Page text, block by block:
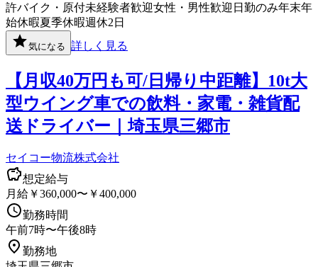
許バイク・原付未経験者歓迎女性・男性歓迎 日勤のみ年末年
始休暇夏季休暇週休2日
気になる 詳しく見る
【月収40万円も可/日帰り中距離】10t大
型ウイング車での飲料・家電・雑貨配
送ドライバー｜埼玉県三郷市
セイコー物流株式会社
想定給与
月給￥360,000〜￥400,000
勤務時間
午前7時〜午後8時
勤務地